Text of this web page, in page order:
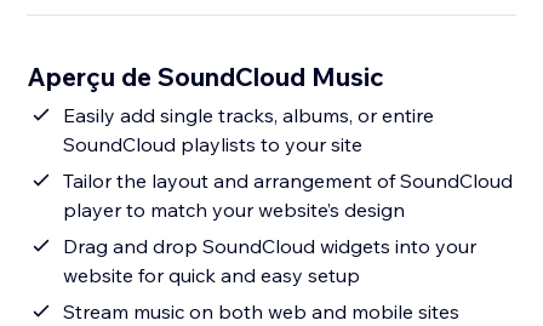
Aperçu de SoundCloud Music
Easily add single tracks, albums, or entire
SoundCloud playlists to your site
Tailor the layout and arrangement of SoundCloud
player to match your website’s design
Drag and drop SoundCloud widgets into your
website for quick and easy setup
Stream music on both web and mobile sites